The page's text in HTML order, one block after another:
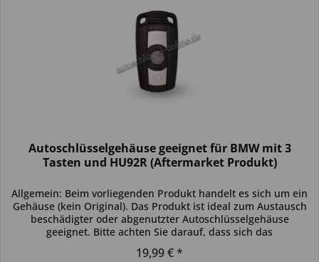
Autoschlüsselgehäuse geeignet für BMW mit 3
Tasten und HU92R (Aftermarket Produkt)
Allgemein: Beim vorliegenden Produkt handelt es sich um ein
Gehäuse (kein Original). Das Produkt ist ideal zum Austausch
beschädigter oder abgenutzter Autoschlüsselgehäuse
geeignet. Bitte achten Sie darauf, dass sich das
19,99 € *